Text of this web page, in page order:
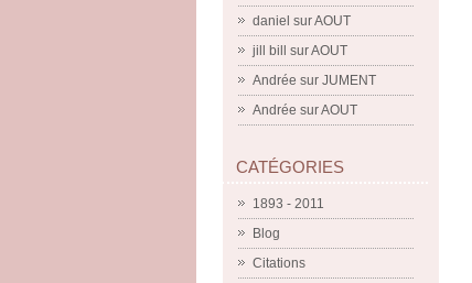
daniel surAOUT
jill bill
surAOUT
Andrée sur JUMENT
Andrée surAOUT
CATÉGORIES
1893 - 2011
Blog
Citations